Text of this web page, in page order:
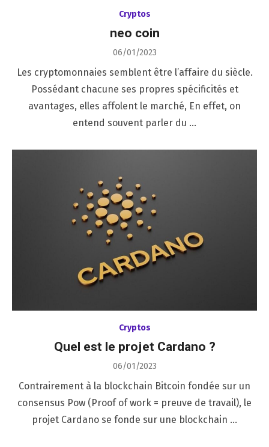
Cryptos
neo coin
Posted
06/01/2023
Les cryptomonnaies semblent être l’affaire du siècle.
Possédant chacune ses propres spécificités et
avantages, elles affolent le marché, En effet, on
entend souvent parler du …
Cryptos
Quel est le projet Cardano ?
Posted
06/01/2023
Contrairement à la blockchain Bitcoin fondée sur un
consensus Pow (Proof of work = preuve de travail), le
projet Cardano se fonde sur une blockchain …